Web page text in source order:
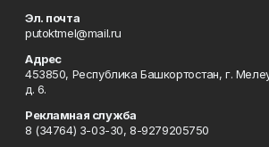
Эл. почта
putoktmel@mail.ru
Адрес
453850, Республика Башкортостан, г.
д. 6.
Рекламная служба
8 (34764) 3-03-30, 8-9279205750